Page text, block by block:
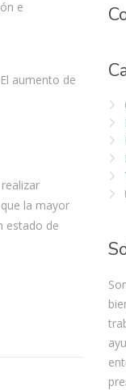
e
aumento de
la mayor
estado de